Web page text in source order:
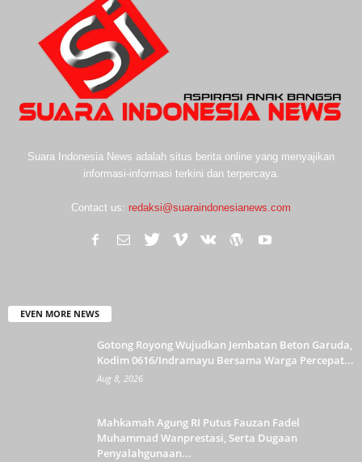
Suara Indonesia News adalah situs berita online yang menyajikan
informasi-informasi terkini dan terpercaya.
Contact us: redaksi@suaraindonesianews.com
EVEN MORE NEWS
Gotong Royong Wujudkan Jembatan Beton Garuda,
Kodim 0616/Indramayu Bersama Warga Percepat...
Aug 8, 2026
Mahkamah Agung RI Putus Fauzan Fadel
Muhammad Wanprestasi, Serta Dugaan
Penyalahgunaan...